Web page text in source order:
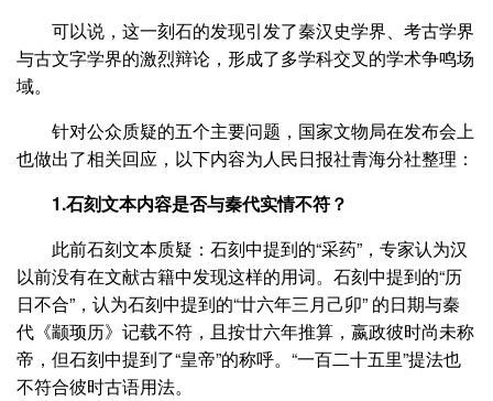
可以说，这一刻石的发现引发了秦汉史学界、考古学界
与古文字学界的激烈辩论，形成了多学科交叉的学术争鸣场
域。
针对公众质疑的五个主要问题，国家文物局在发布会上
也做出了相关回应，以下内容为人民日报社青海分社整理：
1.石刻文本内容是否与秦代实情不符？
此前石刻文本质疑：石刻中提到的“采药”，专家认为汉
以前没有在文献古籍中发现这样的用词。石刻中提到的“历
日不合”，认为石刻中提到的“廿六年三月己卯” 的日期与秦
代《颛顼历》记载不符，且按廿六年推算，嬴政彼时尚未称
帝，但石刻中提到了“皇帝”的称呼。“一百二十五里”提法也
不符合彼时古语用法。